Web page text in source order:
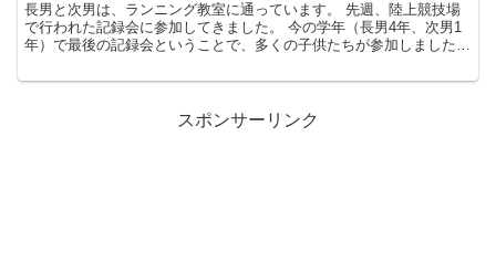
長男と次男は、ランニング教室に通っています。 先週、陸上競技場
で行われた記録会に参加してきました。 今の学年（長男4年、次男1
年）で最後の記録会ということで、多くの子供たちが参加しました。
スポンサーリンク